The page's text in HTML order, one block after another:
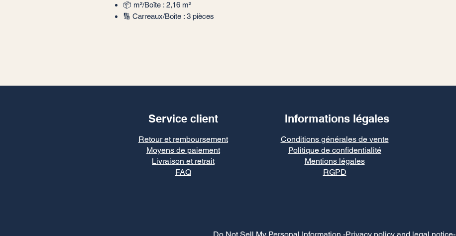
📦 m²/Boîte : 2,16 m²
🔢 Carreaux/Boîte : 3 pièces
Service client Informations légales
Retour et remboursement
Moyens de paiement
Livraison et retrait
FAQ
Conditions générales de vente
Politique de confidentialité
Mentions légales
RGPD